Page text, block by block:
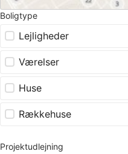
Boligtype
Lejligheder
Værelser
Huse
Rækkehuse
Projektudlejning